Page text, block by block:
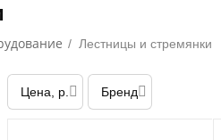
/ Лестницы и стремянки
Цена, р. Бренд